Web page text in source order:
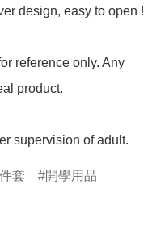
design, easy to open !
reference only. Any
product.
supervision of adult.
套 開學用品